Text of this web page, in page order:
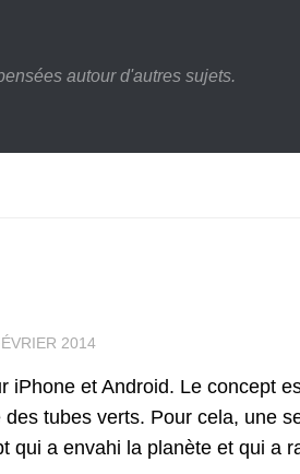
autour d'autres sujets.
2014
iPhone et Android. Le concept
tubes verts. Pour cela, une
qui a envahi la planète et qui a